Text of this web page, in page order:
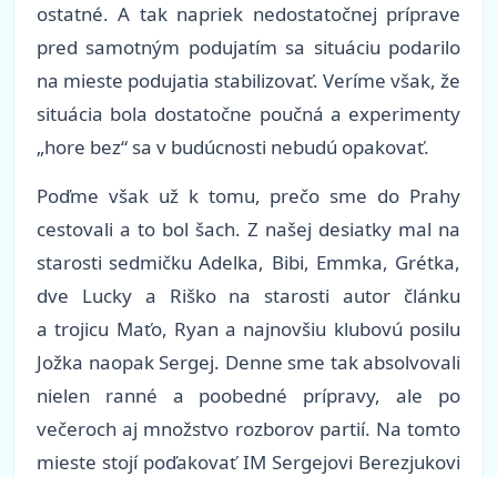
ostatné. A tak napriek nedostatočnej príprave
pred samotným podujatím sa situáciu podarilo
na mieste podujatia stabilizovať. Veríme však, že
situácia bola dostatočne poučná a experimenty
„hore bez“ sa v budúcnosti nebudú opakovať.
Poďme však už k tomu, prečo sme do Prahy
cestovali a to bol šach. Z našej desiatky mal na
starosti sedmičku Adelka, Bibi, Emmka, Grétka,
dve Lucky a Riško na starosti autor článku
a trojicu Maťo, Ryan a najnovšiu klubovú posilu
Jožka naopak Sergej. Denne sme tak absolvovali
nielen ranné a poobedné prípravy, ale po
večeroch aj množstvo rozborov partií. Na tomto
mieste stojí poďakovať IM Sergejovi Berezjukovi